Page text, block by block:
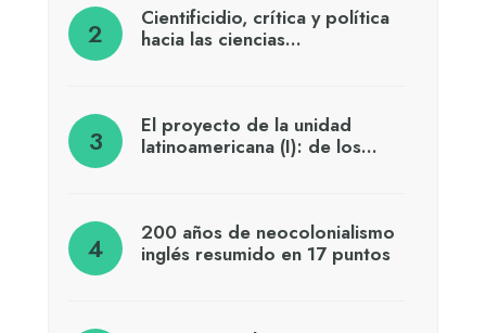
Cientificidio, crítica y política
hacia las ciencias…
El proyecto de la unidad
latinoamericana (I): de los…
200 años de neocolonialismo
inglés resumido en 17 puntos